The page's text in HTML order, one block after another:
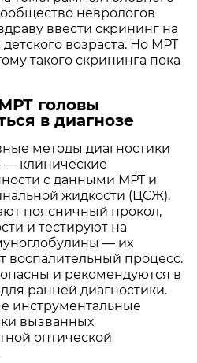
неврологов
ввести скрининг на
возраста. Но МРТ
такого скрининга пока
головы
в диагнозе
методы диагностики
— клинические
с данными МРТ и
жидкости (ЦСЖ).
поясничный прокол,
и тестируют на
— их
воспалительный процесс.
и рекомендуются в
ранней диагностики.
инструментальные
вызванных
оптической